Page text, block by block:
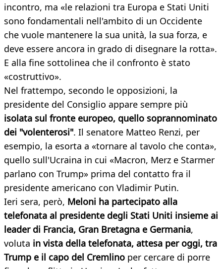
incontro, ma «le relazioni tra Europa e Stati Uniti
sono fondamentali nell'ambito di un Occidente
che vuole mantenere la sua unità, la sua forza, e
deve essere ancora in grado di disegnare la rotta».
E alla fine sottolinea che il confronto è stato
«costruttivo».
Nel frattempo, secondo le opposizioni, la
presidente del Consiglio appare sempre più
isolata sul fronte europeo, quello soprannominato
dei "volenterosi". Il senatore Matteo Renzi, per
esempio, la esorta a «tornare al tavolo che conta»,
quello sull'Ucraina in cui «Macron, Merz e Starmer
parlano con Trump» prima del contatto fra il
presidente americano con Vladimir Putin.
Ieri sera, però, Meloni ha partecipato alla
telefonata al presidente degli Stati Uniti insieme ai
leader di Francia, Gran Bretagna e Germania,
voluta in vista della telefonata, attesa per oggi, tra
Trump e il capo del Cremlino per cercare di porre